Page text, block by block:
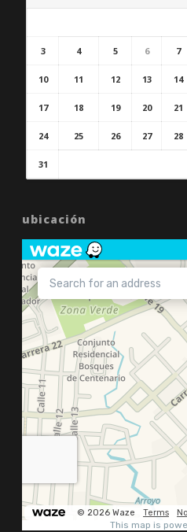
3 4 5 6 7
10 11 12 13 14
17 18 19 20 21
24 25 26 27 28
31
ubicación